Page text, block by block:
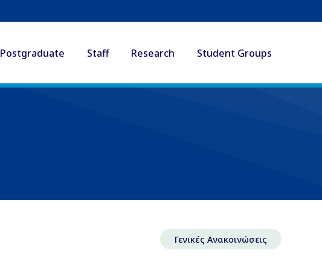
Postgraduate Staff Research Student Groups
Γενικές Ανακοινώσεις